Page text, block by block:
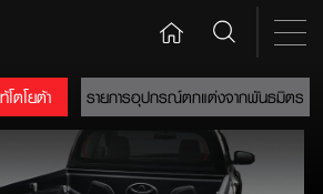
ตโยต้า รายการอุปกรณ์ตกแต่งจากพันธมิตร